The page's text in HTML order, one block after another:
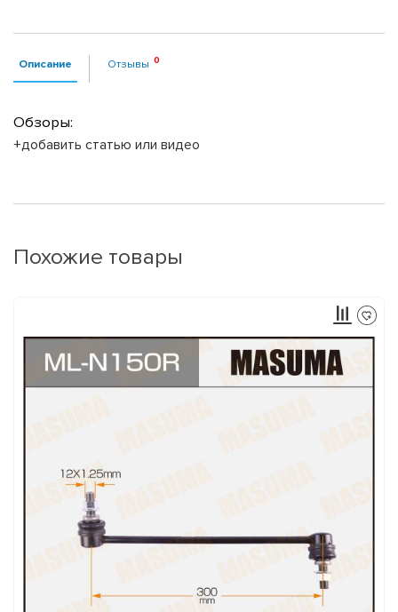
Описание Отзывы
Обзоры:
+добавить статью или видео
Похожие товары